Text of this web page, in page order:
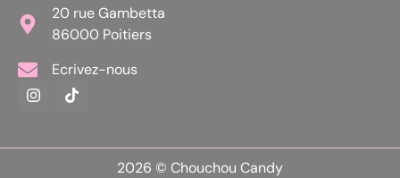
20 rue Gambetta
86000 Poitiers
Ecrivez-nous
2026 © Chouchou Candy